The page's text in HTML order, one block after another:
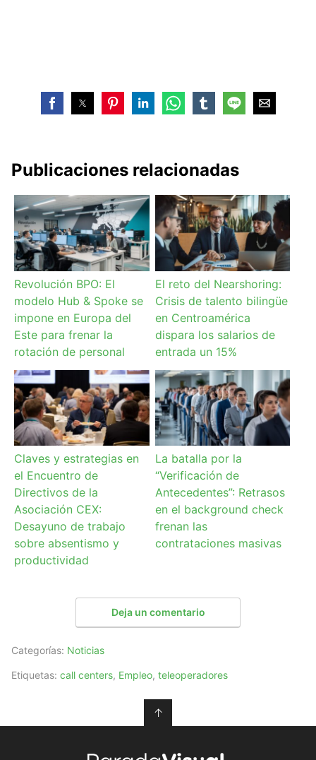
Publicaciones relacionadas
Revolución BPO: El
modelo Hub & Spoke se
impone en Europa del
Este para frenar la
rotación de personal
El reto del Nearshoring:
Crisis de talento bilingüe
en Centroamérica
dispara los salarios de
entrada un 15%
Claves y estrategias en
el Encuentro de
Directivos de la
Asociación CEX:
Desayuno de trabajo
sobre absentismo y
productividad
La batalla por la
“Verificación de
Antecedentes”: Retrasos
en el background check
frenan las
contrataciones masivas
Deja un comentario
Categorías: Noticias
Etiquetas: call centers, Empleo, teleoperadores
↑